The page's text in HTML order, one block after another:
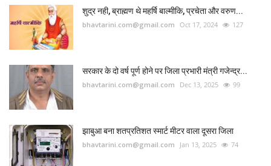
शुद्र नही, ब्राह्मण थे महर्षि बाल्मीकि, प्रचेता और वरुण...
bhavtarini.com@gmail.com Oct 17, 2024 127
सरकार के दो वर्ष पूर्ण होने पर जिला प्रभारी मंत्री गजेन्द्र...
bhavtarini.com@gmail.com Dec 13, 2025 99
झाबुआ बना शतप्रतिशत स्मार्ट मीटर वाला दूसरा जिला
bhavtarini.com@gmail.com Jan 13, 2025 74